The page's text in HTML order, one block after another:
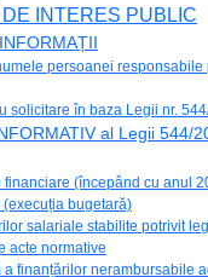
INTERES PUBLIC
persoanei responsabile
solicitare în baza Legii nr.
al Legii 544/
financiare (începând cu anul
bugetară)
salariale stabilite potrivit
acte normative
a finanțărilor nerambursabile